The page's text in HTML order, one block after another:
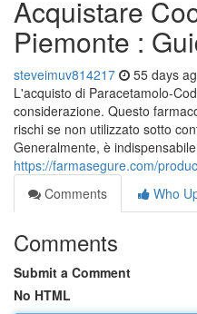
Acquistare
Piemonte :
steveimuv814217 55 days
L'acquisto di Paracetamolo-
considerazione. Questo
rischi se non utilizzato sotto
Generalmente, è
https://farmasegure.com/
Comments
Who
Comments
Submit a Comment
No HTML